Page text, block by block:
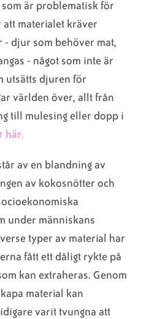
som är problematisk för
materialet kräver
- djur som behöver mat,
- något som inte är
utsätts djuren för
världen över, allt från
till mulesing eller dopp i
här.
av en blandning av
av kokosnötter och
under människans
typer av material har
fått ett dåligt rykte på
kan extraheras. Genom
material kan
varit tvungna att